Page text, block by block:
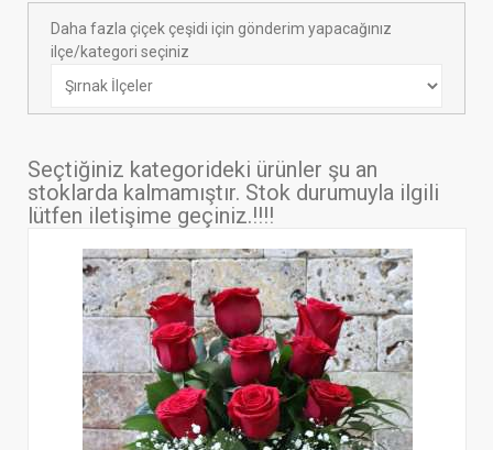
Daha fazla çiçek çeşidi için gönderim yapacağınız
ilçe/kategori seçiniz
Seçtiğiniz kategorideki ürünler şu an
stoklarda kalmamıştır. Stok durumuyla ilgili
lütfen iletişime geçiniz.!!!!